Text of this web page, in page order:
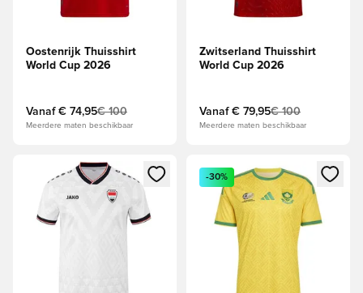
Oostenrijk Thuisshirt
World Cup 2026
Vanaf € 74,95€ 100
Meerdere maten beschikbaar
Zwitserland Thuisshirt
World Cup 2026
Vanaf € 79,95€ 100
Meerdere maten beschikbaar
Opent een venster om in te loggen of je aan te melden als
Opent een venster om in te
-30%